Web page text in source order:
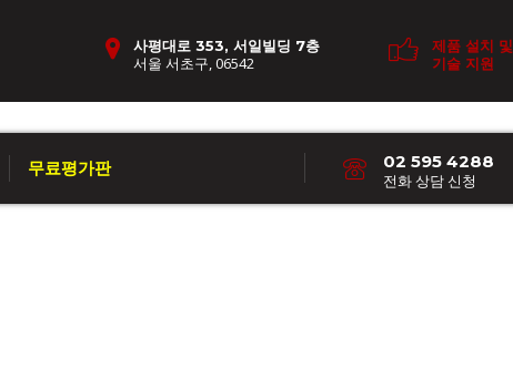
제품 설치 및
기술 지원
사평대로 353, 서일빌딩 7층
서울 서초구, 06542
무료평가판 02 595 4288
전화 상담 신청